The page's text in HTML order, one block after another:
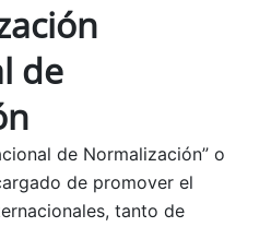
de
de Normalización” o
de promover el
tanto de